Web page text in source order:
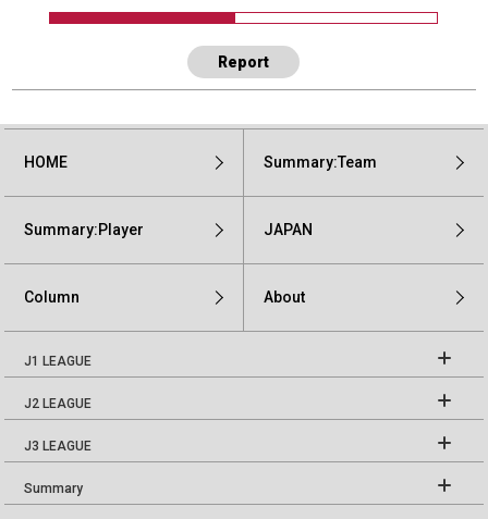
Report
HOME Summary:Team
Summary:Player JAPAN
Column About
J1 LEAGUE
J2 LEAGUE
J3 LEAGUE
Summary